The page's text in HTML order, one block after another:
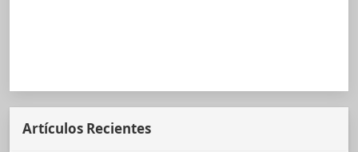
Artículos Recientes